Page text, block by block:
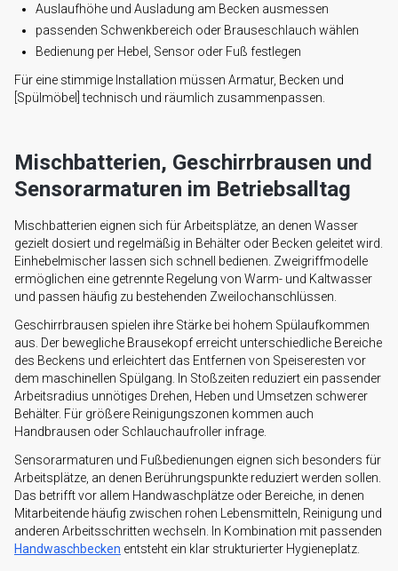
Auslaufhöhe und Ausladung am Becken ausmessen
passenden Schwenkbereich oder Brauseschlauch wählen
Bedienung per Hebel, Sensor oder Fuß festlegen
Für eine stimmige Installation müssen Armatur, Becken und
[Spülmöbel] technisch und räumlich zusammenpassen.
Mischbatterien, Geschirrbrausen und
Sensorarmaturen im Betriebsalltag
Mischbatterien eignen sich für Arbeitsplätze, an denen Wasser
gezielt dosiert und regelmäßig in Behälter oder Becken geleitet wird.
Einhebelmischer lassen sich schnell bedienen. Zweigriffmodelle
ermöglichen eine getrennte Regelung von Warm- und Kaltwasser
und passen häufig zu bestehenden Zweilochanschlüssen.
Geschirrbrausen spielen ihre Stärke bei hohem Spülaufkommen
aus. Der bewegliche Brausekopf erreicht unterschiedliche Bereiche
des Beckens und erleichtert das Entfernen von Speiseresten vor
dem maschinellen Spülgang. In Stoßzeiten reduziert ein passender
Arbeitsradius unnötiges Drehen, Heben und Umsetzen schwerer
Behälter. Für größere Reinigungszonen kommen auch
Handbrausen oder Schlauchaufroller infrage.
Sensorarmaturen und Fußbedienungen eignen sich besonders für
Arbeitsplätze, an denen Berührungspunkte reduziert werden sollen.
Das betrifft vor allem Handwaschplätze oder Bereiche, in denen
Mitarbeitende häufig zwischen rohen Lebensmitteln, Reinigung und
anderen Arbeitsschritten wechseln. In Kombination mit passenden
Handwaschbecken entsteht ein klar strukturierter Hygieneplatz.